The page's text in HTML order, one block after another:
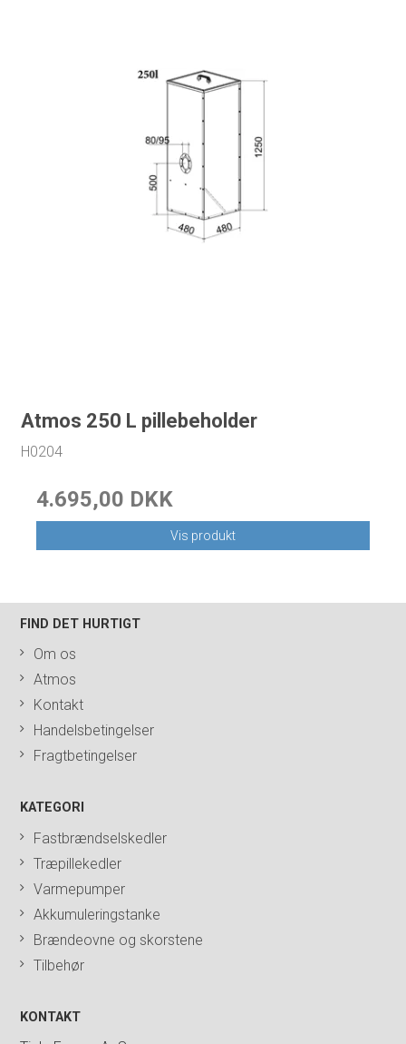
Atmos 250 L pillebeholder
H0204
4.695,00 DKK
Vis produkt
FIND DET HURTIGT
Om os
Atmos
Kontakt
Handelsbetingelser
Fragtbetingelser
KATEGORI
Fastbrændselskedler
Træpillekedler
Varmepumper
Akkumuleringstanke
Brændeovne og skorstene
Tilbehør
KONTAKT